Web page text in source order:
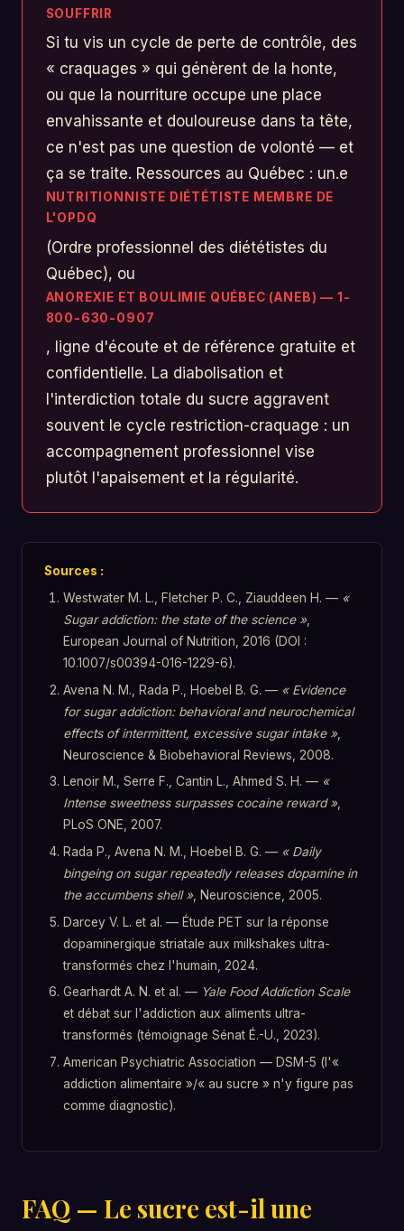
SOUFFRIR
Si tu vis un cycle de perte de contrôle, des
« craquages » qui génèrent de la honte,
ou que la nourriture occupe une place
envahissante et douloureuse dans ta tête,
ce n'est pas une question de volonté — et
ça se traite. Ressources au Québec : un.e
NUTRITIONNISTE DIÉTÉTISTE MEMBRE DE
L'OPDQ
(Ordre professionnel des diététistes du
Québec), ou
ANOREXIE ET BOULIMIE QUÉBEC (ANEB) — 1-
800-630-0907
, ligne d'écoute et de référence gratuite et
confidentielle. La diabolisation et
l'interdiction totale du sucre aggravent
souvent le cycle restriction-craquage : un
accompagnement professionnel vise
plutôt l'apaisement et la régularité.
Sources :
Westwater M. L., Fletcher P. C., Ziauddeen H. — «
Sugar addiction: the state of the science »,
European Journal of Nutrition, 2016 (DOI :
10.1007/s00394-016-1229-6).
Avena N. M., Rada P., Hoebel B. G. — « Evidence
for sugar addiction: behavioral and neurochemical
effects of intermittent, excessive sugar intake »,
Neuroscience & Biobehavioral Reviews, 2008.
Lenoir M., Serre F., Cantin L., Ahmed S. H. — «
Intense sweetness surpasses cocaine reward »,
PLoS ONE, 2007.
Rada P., Avena N. M., Hoebel B. G. — « Daily
bingeing on sugar repeatedly releases dopamine in
the accumbens shell », Neuroscience, 2005.
Darcey V. L. et al. — Étude PET sur la réponse
dopaminergique striatale aux milkshakes ultra-
transformés chez l'humain, 2024.
Gearhardt A. N. et al. — Yale Food Addiction Scale
et débat sur l'addiction aux aliments ultra-
transformés (témoignage Sénat É.-U., 2023).
American Psychiatric Association — DSM-5 (l'«
addiction alimentaire »/« au sucre » n'y figure pas
comme diagnostic).
FAQ — Le sucre est-il une